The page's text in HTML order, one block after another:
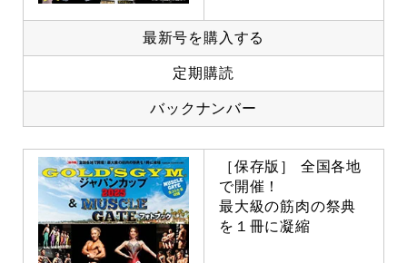
最新号を購入する
定期購読
バックナンバー
［保存版］ 全国各地
で開催！
最大級の筋肉の祭典
を１冊に凝縮